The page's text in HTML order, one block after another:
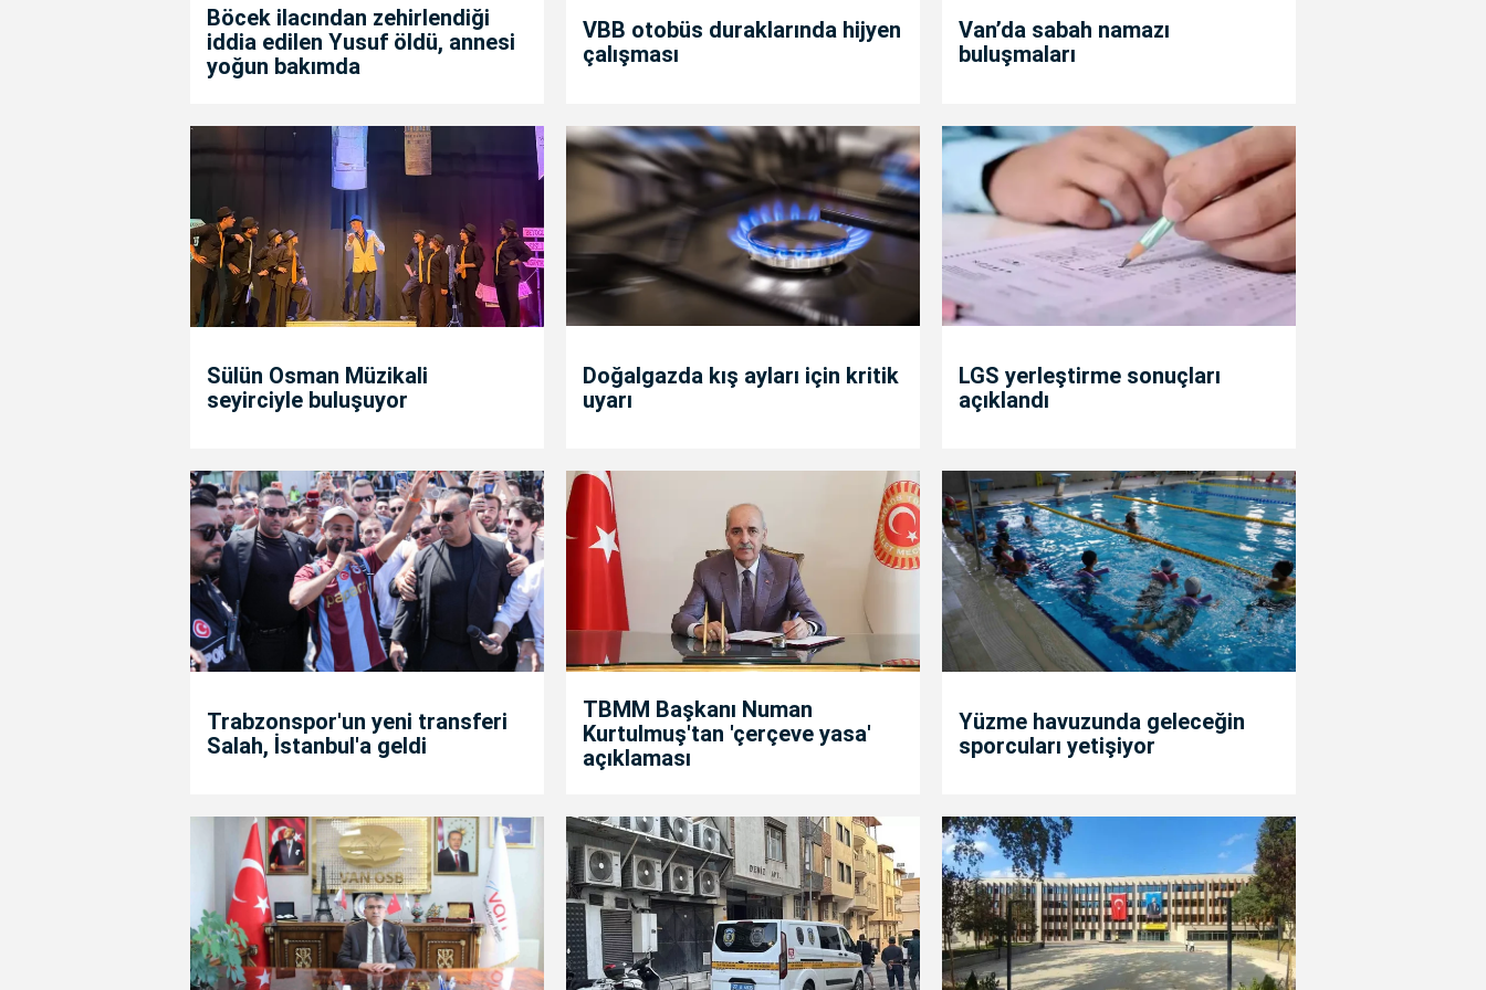
Böcek ilacından zehirlendiği
iddia edilen Yusuf öldü, annesi
yoğun bakımda
VBB otobüs duraklarında hijyen
çalışması
Van’da sabah namazı
buluşmaları
Sülün Osman Müzikali
seyirciyle buluşuyor
Doğalgazda kış ayları için kritik
uyarı
LGS yerleştirme sonuçları
açıklandı
Trabzonspor'un yeni transferi
Salah, İstanbul'a geldi
TBMM Başkanı Numan
Kurtulmuş'tan 'çerçeve yasa'
açıklaması
Yüzme havuzunda geleceğin
sporcuları yetişiyor